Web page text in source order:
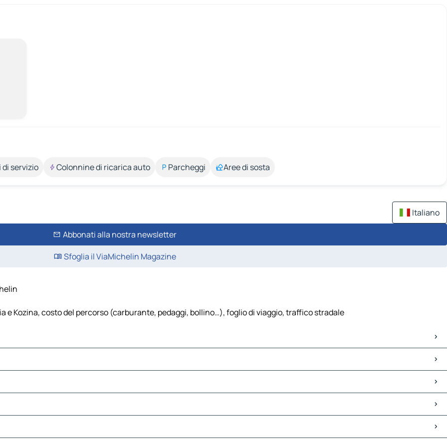
servizio Colonnine di ricarica auto Parcheggi Aree di sosta
Italiano
Abbonati alla nostra newsletter
Sfoglia il ViaMichelin Magazine
e Kozina, costo del percorso (carburante, pedaggi, bollino…), foglio di viaggio, traffico stradale